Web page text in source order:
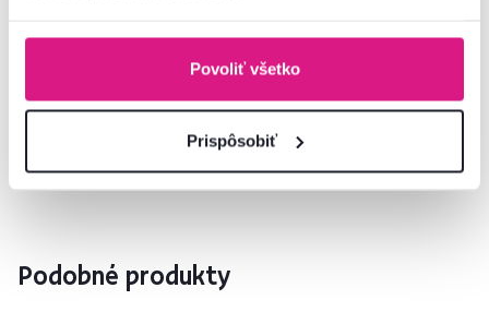
Povoliť všetko
Prispôsobiť
Kontaktujte nás a my vám radi poradíme
02/ 40 100 100 Spustiť chat
Podobné produkty